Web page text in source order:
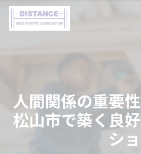
人間関係の重要
松山市で築く良
シ